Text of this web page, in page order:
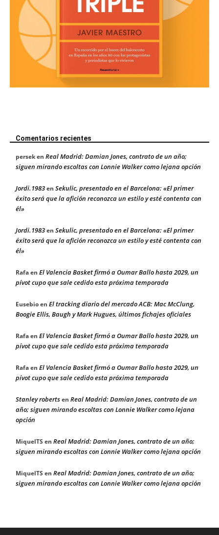
Comentarios recientes
perseken Real Madrid: Damian Jones, contrato de un año;
siguen mirando escoltas con Lonnie Walker como lejana opción
Jordi.1983en Sekulic, presentado en el Barcelona: «El primer
éxito será que la afición reconozca un estilo y esté contenta con
él»
Jordi.1983en Sekulic, presentado en el Barcelona: «El primer
éxito será que la afición reconozca un estilo y esté contenta con
él»
Rafaen El Valencia Basket firmó a Oumar Ballo hasta 2029, un
pívot cupo que sale cedido esta próxima temporada
Eusebioen El tracking diario del mercado ACB: Mac McClung,
Boogie Ellis, Baugh y Mark Hugues, últimos fichajes oficiales
Rafaen El Valencia Basket firmó a Oumar Ballo hasta 2029, un
pívot cupo que sale cedido esta próxima temporada
Rafaen El Valencia Basket firmó a Oumar Ballo hasta 2029, un
pívot cupo que sale cedido esta próxima temporada
Stanley robertsen Real Madrid: Damian Jones, contrato de un
año; siguen mirando escoltas con Lonnie Walker como lejana
opción
MiquelTS en Real Madrid: Damian Jones, contrato de un año;
siguen mirando escoltas con Lonnie Walker como lejana opción
MiquelTS en Real Madrid: Damian Jones, contrato de un año;
siguen mirando escoltas con Lonnie Walker como lejana opción